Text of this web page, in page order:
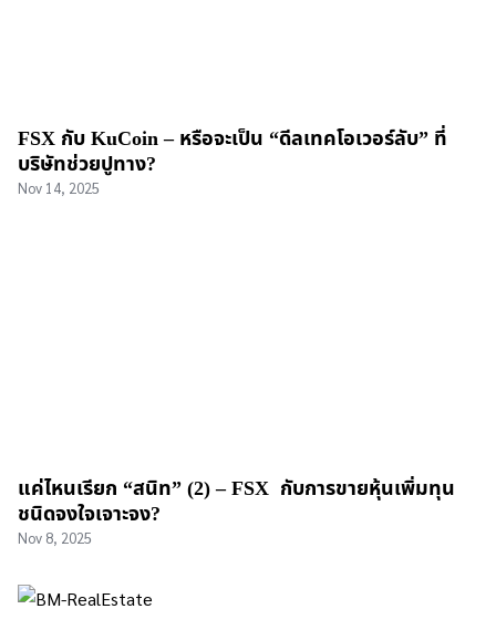
FSX กับ KuCoin – หรือจะเป็น “ดีลเทคโอเวอร์ลับ” ที่
บริษัทช่วยปูทาง?
Nov 14, 2025
แค่ไหนเรียก “สนิท” (2) – FSX กับการขายหุ้นเพิ่มทุน
ชนิดจงใจเจาะจง?
Nov 8, 2025